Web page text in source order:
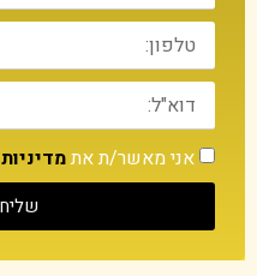
אני מאשר/ת את